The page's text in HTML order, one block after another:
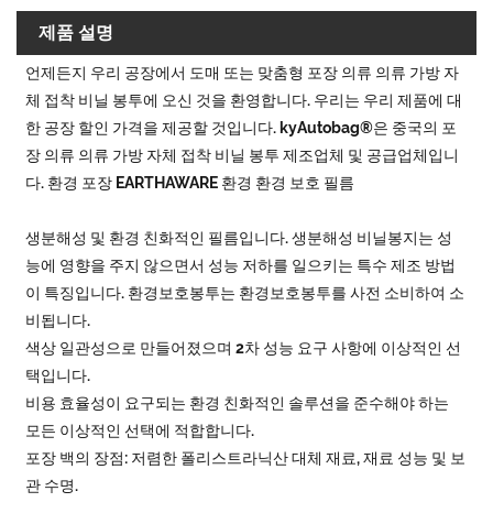
제품 설명
언제든지 우리 공장에서 도매 또는 맞춤형 포장 의류 의류 가방 자
체 접착 비닐 봉투에 오신 것을 환영합니다. 우리는 우리 제품에 대
한 공장 할인 가격을 제공할 것입니다. kyAutobag®은 중국의 포
장 의류 의류 가방 자체 접착 비닐 봉투 제조업체 및 공급업체입니
다. 환경 포장 EARTHAWARE 환경 환경 보호 필름
생분해성 및 환경 친화적인 필름입니다. 생분해성 비닐봉지는 성
능에 영향을 주지 않으면서 성능 저하를 일으키는 특수 제조 방법
이 특징입니다. 환경보호봉투는 환경보호봉투를 사전 소비하여 소
비됩니다.
색상 일관성으로 만들어졌으며 2차 성능 요구 사항에 이상적인 선
택입니다.
비용 효율성이 요구되는 환경 친화적인 솔루션을 준수해야 하는
모든 이상적인 선택에 적합합니다.
포장 백의 장점: 저렴한 폴리스트라닉산 대체 재료, 재료 성능 및 보
관 수명.